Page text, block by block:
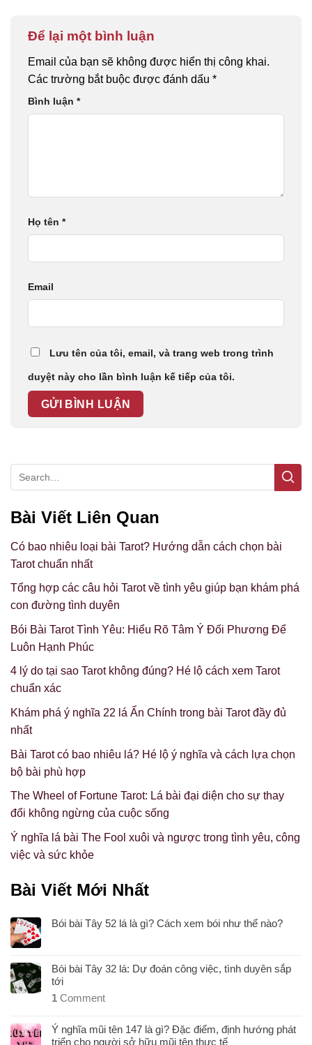
Để lại một bình luận
Email của bạn sẽ không được hiển thị công khai.
Các trường bắt buộc được đánh dấu *
Bình luận *
Họ tên *
Email
Lưu tên của tôi, email, và trang web trong trình
duyệt này cho lần bình luận kế tiếp của tôi.
Bài Viết Liên Quan
Có bao nhiêu loại bài Tarot? Hướng dẫn cách chọn bài
Tarot chuẩn nhất
Tổng hợp các câu hỏi Tarot về tình yêu giúp bạn khám phá
con đường tình duyên
Bói Bài Tarot Tình Yêu: Hiểu Rõ Tâm Ý Đối Phương Để
Luôn Hạnh Phúc
4 lý do tại sao Tarot không đúng? Hé lộ cách xem Tarot
chuẩn xác
Khám phá ý nghĩa 22 lá Ẩn Chính trong bài Tarot đầy đủ
nhất
Bài Tarot có bao nhiêu lá? Hé lộ ý nghĩa và cách lựa chọn
bộ bài phù hợp
The Wheel of Fortune Tarot: Lá bài đại diện cho sự thay
đổi không ngừng của cuộc sống
Ý nghĩa lá bài The Fool xuôi và ngược trong tình yêu, công
việc và sức khỏe
Bài Viết Mới Nhất
Bói bài Tây 52 lá là gì? Cách xem bói như thế nào?
Bói bài Tây 32 lá: Dự đoán công việc, tình duyên sắp
tới
1 Comment
Ý nghĩa mũi tên 147 là gì? Đặc điểm, định hướng phát
triển cho người sở hữu mũi tên thực tế